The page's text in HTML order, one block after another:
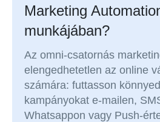
Marketing
munkájában?
Az omni-csatornás
elengedhetetlen az online
számára: futtasson
kampányokat e-mailen,
Whatsappon vagy Push-